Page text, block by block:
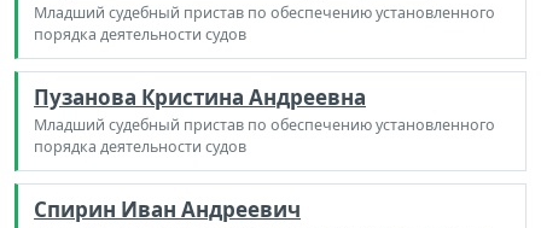
Младший судебный пристав по обеспечению установленного
порядка деятельности судов
Пузанова Кристина Андреевна
Младший судебный пристав по обеспечению установленного
порядка деятельности судов
Спирин Иван Андреевич